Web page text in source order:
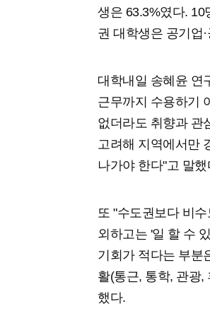
생은 63.3%였다. 10
권 대학생은 공기업
대학내일 송혜윤 연
근무까지 수용하기
없더라도 취향과 관
고려해 지역에서만
나가야 한다"고 말했
또 "수도권보다 비
외하고는 '일 할 수
기회가 적다는 부분
활(통근, 통학, 관광,
했다.